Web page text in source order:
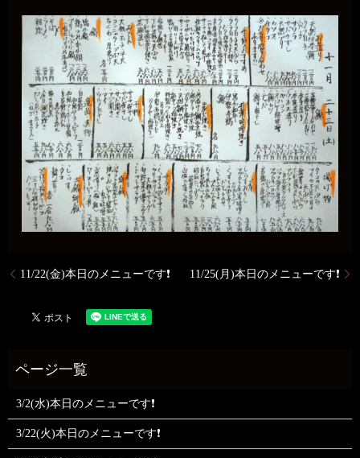
11/22(金)本日のメニューです❗️ 11/25(月)本日のメニューです❗️
3/2(水)本日のメニューです❗
3/22(火)本日のメニューです❗